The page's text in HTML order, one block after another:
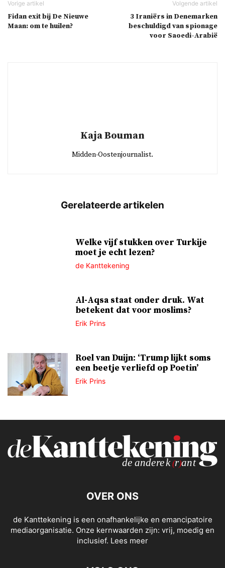
Fidan exit bij De Nieuwe
Maan: om te huilen?
3 Iraniërs in Denemarken
beschuldigd van spionage
voor Saoedi-Arabië
Kaja Bouman
Midden-Oostenjournalist.
Welke vijf stukken over Turkije
moet je echt lezen?
de Kanttekening
Al-Aqsa staat onder druk. Wat
betekent dat voor moslims?
Erik Prins
Roel van Duijn: ‘Trump lijkt soms
een beetje verliefd op Poetin’
Erik Prins
OVER ONS
de Kanttekening is een onafhankelijke en emancipatoire
mediaorganisatie. Onze kernwaarden zijn: vrij, moedig en
inclusief. Lees meer